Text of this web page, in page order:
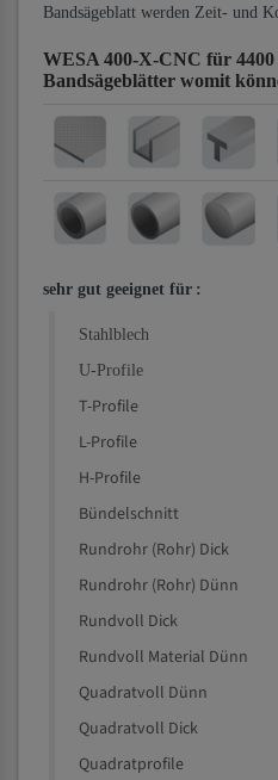
Bandsägeblatt werden Zeit- und
WESA 400-X-CNC für
Bandsägeblätter womit
sehr gut geeignet für :
Stahlblech
U-Profile
T-Profile
L-Profile
H-Profile
Bündelschnitt
Rundrohr (Rohr) Dick
Rundrohr (Rohr) Dünn
Rundvoll Dick
Rundvoll Material Dünn
Quadratvoll Dünn
Quadratvoll Dick
Quadratprofile